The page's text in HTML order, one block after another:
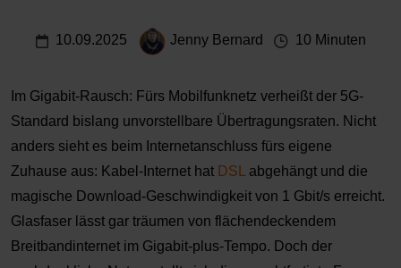
10.09.2025 Jenny Bernard 10 Minuten
Im Gigabit-Rausch: Fürs Mobilfunknetz verheißt der 5G-
Standard bislang unvorstellbare Übertragungsraten. Nicht
anders sieht es beim Internetanschluss fürs eigene
Zuhause aus: Kabel-Internet hat DSL
abgehängt und die
magische Download-Geschwindigkeit von 1 Gbit/s erreicht.
Glasfaser lässt gar träumen von flächendeckendem
Breitbandinternet im Gigabit-plus-Tempo. Doch der